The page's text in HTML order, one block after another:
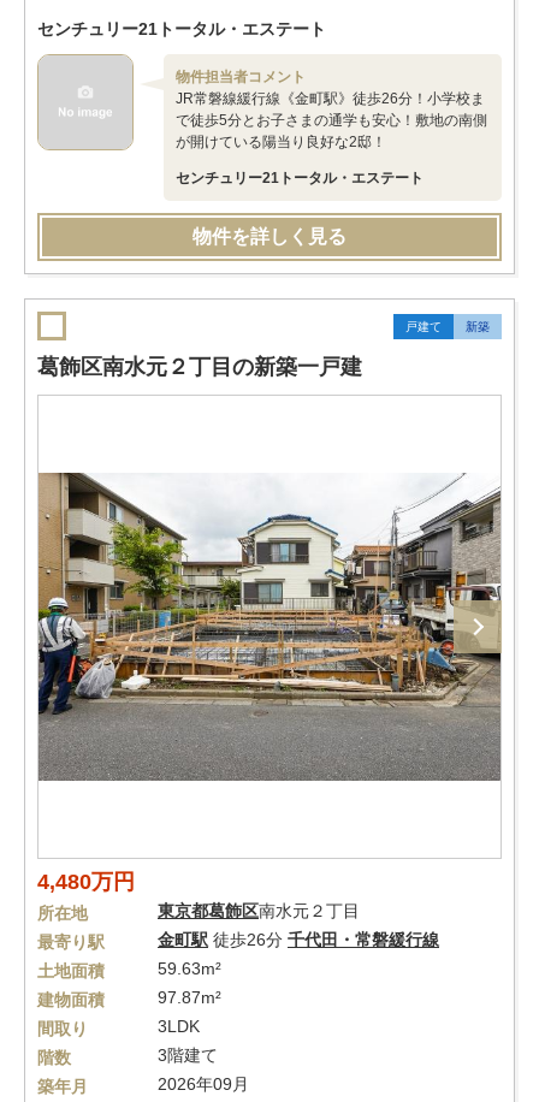
センチュリー21トータル・エステート
物件担当者コメント
JR常磐線緩行線《金町駅》徒歩26分！小学校ま
で徒歩5分とお子さまの通学も安心！敷地の南側
が開けている陽当り良好な2邸！
センチュリー21トータル・エステート
物件を詳しく見る
戸建て 新築
葛飾区南水元２丁目の新築一戸建
4,480万円
所在地 東京都葛飾区南水元２丁目
最寄り駅
金町駅 徒歩26分 千代田・常磐緩行線
土地面積
59.63m²
建物面積
97.87m²
間取り
3LDK
階数
3階建て
築年月
2026年09月